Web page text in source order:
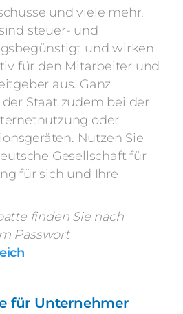
und viele mehr.
steuer- und
und wirken
für den Mitarbeiter und
aus. Ganz
Staat zudem bei der
oder
Nutzen Sie
Gesellschaft für
für sich und Ihre
finden Sie nach
Passwort
für Unternehmer